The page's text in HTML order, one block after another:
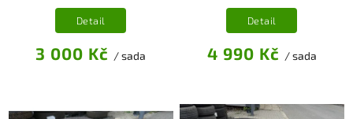
3 000 Kč / sada
Detail
4 990 Kč / sada
Detail